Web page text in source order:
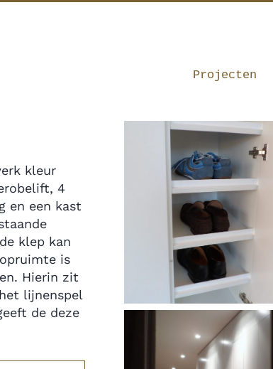
Projecten
kleur
4
en een kast
klep kan
is
Hierin zit
lijnenspel
de deze